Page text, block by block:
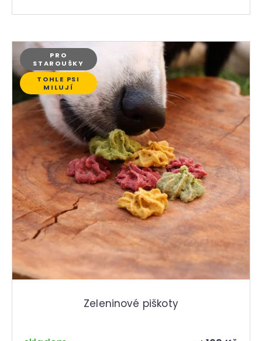
PRO
STAROUŠKY
TOHLE PSI
MILUJÍ
Zeleninové piškoty